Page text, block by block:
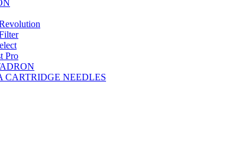
Pro
CARTRIDGE NEEDLES